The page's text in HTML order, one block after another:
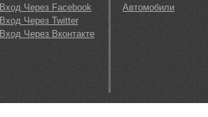
Вход Через Facebook
Вход Через Twitter
Вход Через Вконтакте
Автомобили